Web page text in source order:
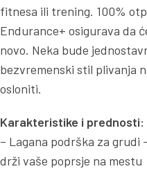
fitnesa ili trening. 100%
Endurance+ osigurava da
novo. Neka bude
bezvremenski stil plivanja
osloniti.
Karakteristike i prednosti:
– Lagana podrška za grudi
drži vaše poprsje na mestu